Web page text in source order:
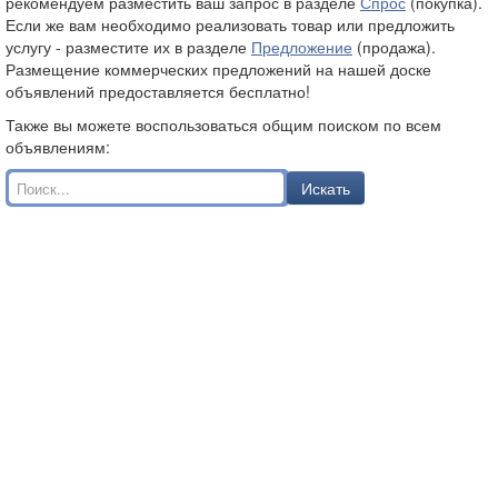
Если же вам необходимо реализовать товар или предложить
услугу - разместите их в разделе Предложение (продажа).
Размещение коммерческих предложений на нашей доске
объявлений предоставляется бесплатно!
Также вы можете воспользоваться общим поиском по всем
объявлениям:
Искать